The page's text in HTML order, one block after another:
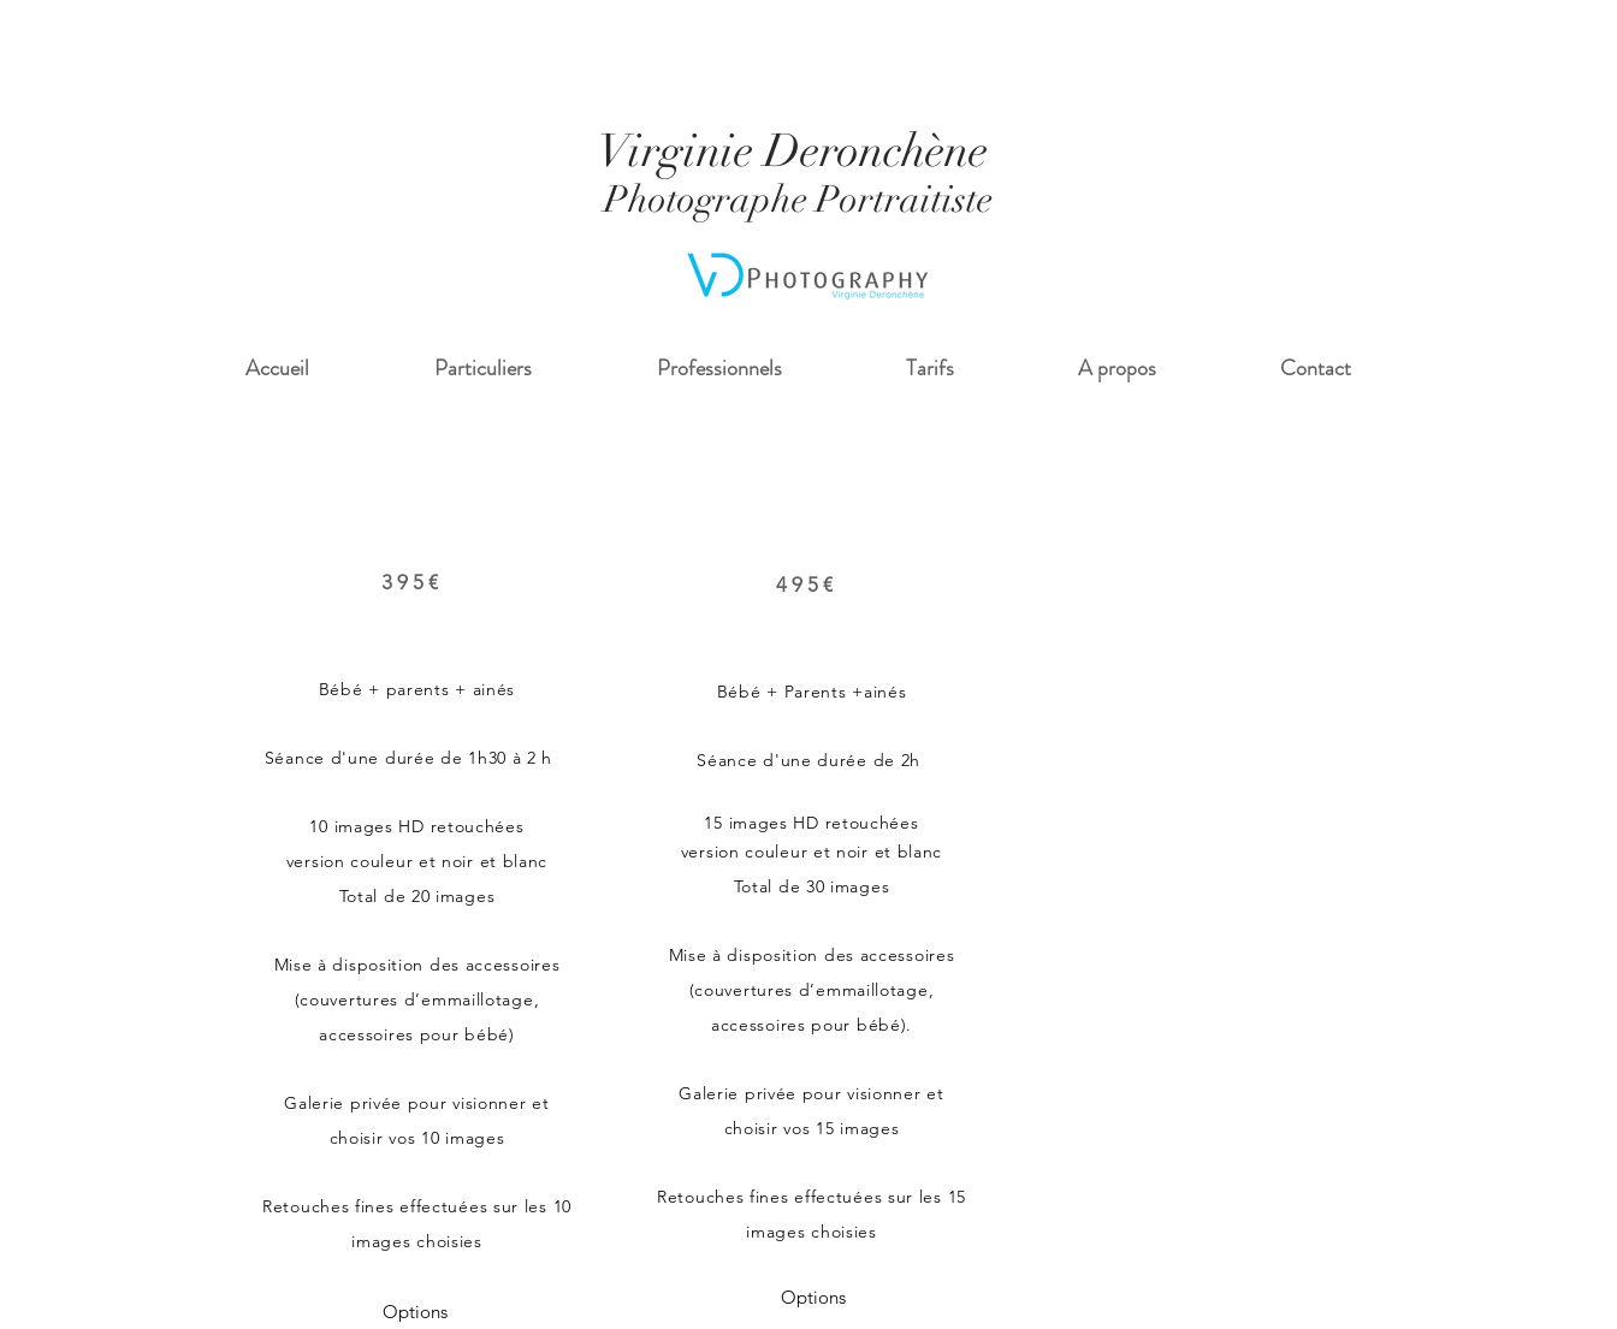
Virginie Deronchène
Photographe Portraitiste
Accueil Particuliers Professionnels Tarifs A propos Contact
395€
Bébé + parents + ainés
Séance d'une durée de 1h30 à 2 h
10 images HD retouchées
version couleur et noir et blanc
Total de 20 images
​Mise à disposition des accessoires
(couvertures d’emmaillotage,
accessoires pour bébé)​
Galerie privée pour visionner et
choisir vos 10 images
Retouches fines effectuées sur les 10
images choisies
Options
495€
Bébé + Parents +ainés
Séance d'une durée de 2h
15 images HD retouchées
version couleur et noir et blanc
Total de 30 images​
Mise à disposition des accessoires
(couvertures d’emmaillotage,
accessoires pour bébé).​
Galerie privée pour visionner et
choisir vos 15 images
Retouches fines effectuées sur les 15
images choisies
Options